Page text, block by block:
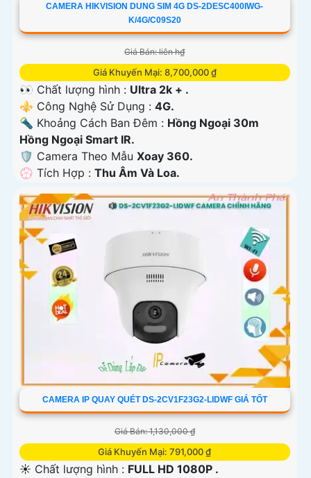
CAMERA HIKVISION DUNG SIM 4G DS-2DESC400IWG-
K/4G/C09S20
Giá Bán: liên h₫
Giá Khuyến Mại: 8,700,000 ₫
👀 Chất lượng hình : Ultra 2k + .
⚜️ Công Nghệ Sử Dụng : 4G.
🔦 Khoảng Cách Ban Đêm : Hồng Ngoại 30m
Hồng Ngoại Smart IR.
🛡 Camera Theo Mẫu Xoay 360.
️💮 Tích Hợp : Thu Âm Và Loa.
CAMERA IP QUAY QUÉT DS-2CV1F23G2-LIDWF GIÁ TỐT
Giá Bán: 1,130,000 ₫
Giá Khuyến Mại: 791,000 ₫
☀️ Chất lượng hình : FULL HD 1080P .